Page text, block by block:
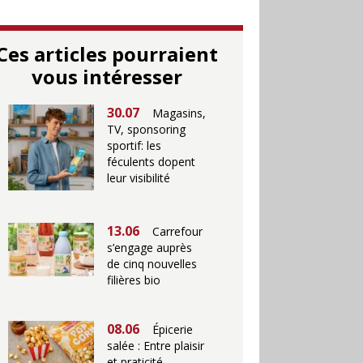
articles pourraient
vous intéresser
30.07
Magasins,
TV, sponsoring
sportif: les
féculents dopent
leur visibilité
13.06
Carrefour
s’engage auprès
de cinq nouvelles
filières bio
08.06
Épicerie
salée : Entre plaisir